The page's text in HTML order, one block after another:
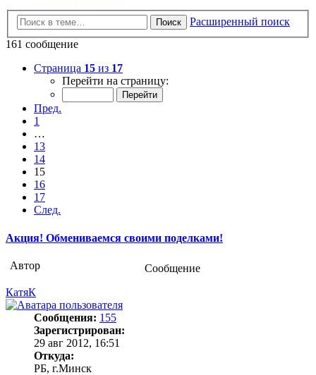
Поиск
Расширенный поиск
161 сообщение
Страница 15 из 17
Перейти на страницу:
Пред.
1
…
13
14
15
16
17
След.
Акция! Обмениваемся своими поделками!
Автор
Сообщение
КатяК
Сообщения: 155
Зарегистрирован:
29 авг 2012, 16:51
Откуда:
РБ, г.Минск